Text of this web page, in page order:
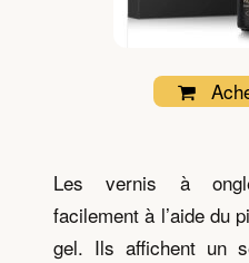
Les vernis à
facilement à l’aide du
gel. Ils affichent un